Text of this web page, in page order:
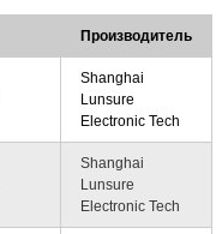
Производитель
Shanghai
Lunsure
Electronic Tech
Shanghai
Lunsure
Electronic Tech